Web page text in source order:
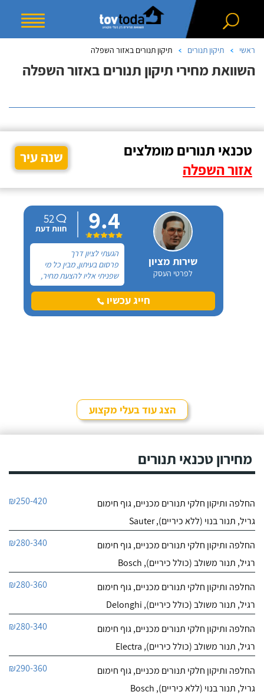
ראשי תיקון תנורים תיקון תנורים באזור השפלה
השוואת מחירי תיקון תנורים באזור השפלה
טכנאי תנורים מומלצים
אזור השפלה
שנה עיר
שירות מציון
לפרטי העסק
9.4
52
חוות דעת
הגעתי לציון דרך
פרסום בעיתון, מבין כל מי
שפניתי אליו להצעת מחיר,
ציון נתן את הצעת המחיר
הכי אטרקטיבית עבור
רכישה של מזגן מיני מרכזי
חייג עכשיו
הצג עוד בעלי מקצוע
מחירון טכנאי תנורים
החלפה ותיקון חלקי תנורים מכניים, גוף חימום
גריל, תנור בנוי (ללא כיריים), Sauter
₪250-420
החלפה ותיקון חלקי תנורים מכניים, גוף חימום
רגיל, תנור משולב (כולל כיריים), Bosch
₪280-340
החלפה ותיקון חלקי תנורים מכניים, גוף חימום
רגיל, תנור משולב (כולל כיריים), Delonghi
₪280-360
החלפה ותיקון חלקי תנורים מכניים, גוף חימום
רגיל, תנור משולב (כולל כיריים), Electra
₪280-340
החלפה ותיקון חלקי תנורים מכניים, גוף חימום
גריל, תנור בנוי (ללא כיריים), Bosch
₪290-360